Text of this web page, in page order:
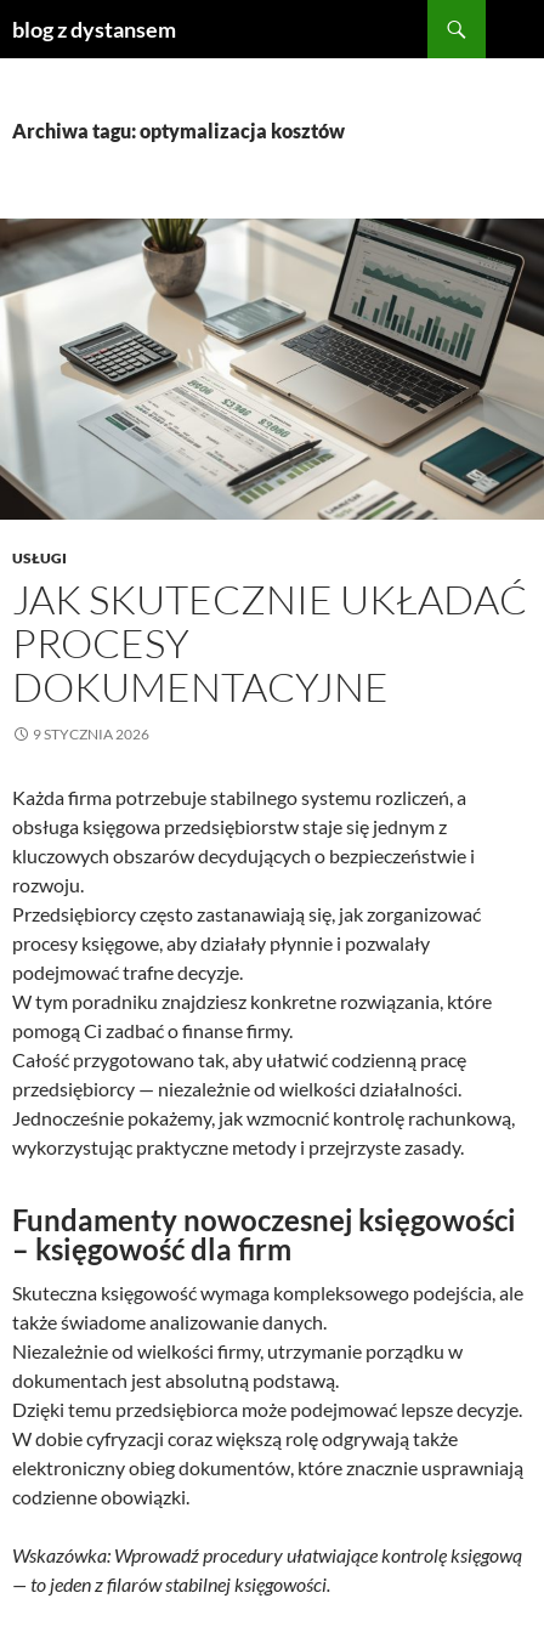
blog z dystansem
Archiwa tagu: optymalizacja kosztów
USŁUGI
JAK SKUTECZNIE UKŁADAĆ
PROCESY
DOKUMENTACYJNE
9 STYCZNIA 2026
Każda firma potrzebuje stabilnego systemu rozliczeń, a
obsługa księgowa przedsiębiorstw staje się jednym z
kluczowych obszarów decydujących o bezpieczeństwie i
rozwoju.
Przedsiębiorcy często zastanawiają się, jak zorganizować
procesy księgowe, aby działały płynnie i pozwalały
podejmować trafne decyzje.
W tym poradniku znajdziesz konkretne rozwiązania, które
pomogą Ci zadbać o finanse firmy.
Całość przygotowano tak, aby ułatwić codzienną pracę
przedsiębiorcy — niezależnie od wielkości działalności.
Jednocześnie pokażemy, jak wzmocnić kontrolę rachunkową,
wykorzystując praktyczne metody i przejrzyste zasady.
Fundamenty nowoczesnej księgowości
– księgowość dla firm
Skuteczna księgowość wymaga kompleksowego podejścia, ale
także świadome analizowanie danych.
Niezależnie od wielkości firmy, utrzymanie porządku w
dokumentach jest absolutną podstawą.
Dzięki temu przedsiębiorca może podejmować lepsze decyzje.
W dobie cyfryzacji coraz większą rolę odgrywają także
elektroniczny obieg dokumentów, które znacznie usprawniają
codzienne obowiązki.
Wskazówka: Wprowadź procedury ułatwiające kontrolę księgową
— to jeden z filarów stabilnej księgowości.